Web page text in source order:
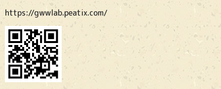
https://gwwlab.peatix.com/